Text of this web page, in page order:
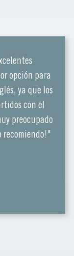
opción para
ya que los
con el
preocupado
recomiendo!"